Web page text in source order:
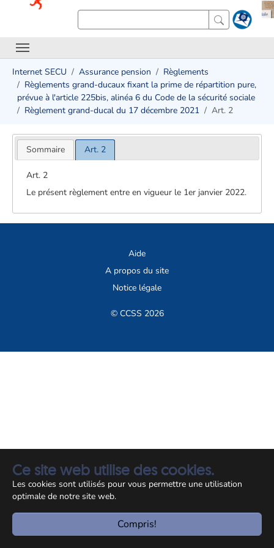
Ce site web utilise des cookies.
Les cookies sont utilisés pour vous permettre une utilisation
optimale de notre site web.
Compris!
Internet SECU Assurance pension
Règlements
Règlements grand-ducaux fixant la prime de répartition pure,
prévue à l'article 225bis, alinéa 6 du Code de la sécurité sociale
Règlement grand-ducal du 17 décembre 2021
Art. 2
Sommaire Art. 2
Art. 2
Le présent règlement entre en vigueur le 1er janvier 2022.
Aide
A propos du site
Notice légale
© CCSS 2026